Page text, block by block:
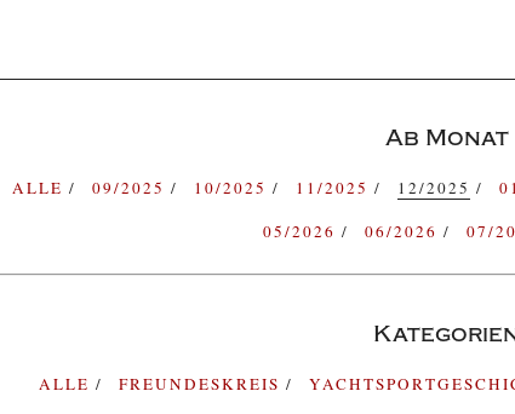
Ab Monat
ALLE 09/2025 10/2025 11/2025 12/2025
05/2026
06/2026 07/
ALLE FREUNDESKREIS